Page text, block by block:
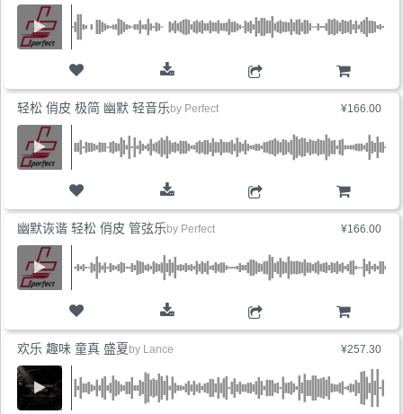
购物车
¥166.00
购物车
轻松 俏皮 极简 幽默 轻音乐 by Perfect
¥166.00
购物车
幽默诙谐 轻松 俏皮 管弦乐 by Perfect
¥257.30
欢乐 趣味 童真 盛夏 by Lance